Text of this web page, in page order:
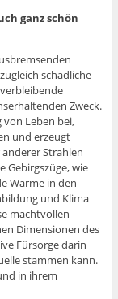
ganz schön
schädliche
Zweck.
Leben bei,
und erzeugt
Strahlen
Gebirgszüge, wie
Wärme in den
und Klima
machtvollen
Dimensionen des
Fürsorge darin
stammen kann.
in ihrem